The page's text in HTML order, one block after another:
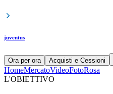
juventus
Ora per ora Acquisti e Cessioni
HomeMercatoVideoFotoRosa
L'OBIETTIVO